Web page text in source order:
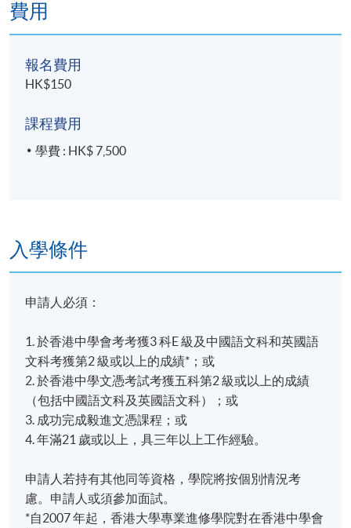
三、 從拍賣看現代及當代藝術
情、藝術品的商業價值、拍賣行專家從市場徵集拍品
的前膽與眼光。探討現代及當代藝術由純粹欣賞到商
贊助人的分野和品味。
四、 當代藝術買賣宏觀 到 藝術品修復的細膩
業、新雋藝術品買家、畫廊專業及公眾等作溝通，這
工作當中牽涉的基本專業標準及建立良好信譽要素。
藝術博覽的行業文化和此專業如何看待當代藝術市場
結構和定位、講授藝術文創生態中各持份者對藝博會
的重要性、營商操守及管理技巧及新人入行條件與挑
戰。
評核方式
評核類
別
內容 比重
Ling WONG, 2023年課程畢業生
費用
報名費用
HK$150
課程費用
學費 : HK$ 7,500
入學條件
申請人必須：
1. 於香港中學會考考獲3 科E 級及中國語文科和英國語
文科考獲第2 級或以上的成績*；或
2. 於香港中學文憑考試考獲五科第2 級或以上的成績
（包括中國語文科及英國語文科）；或
3. 成功完成毅進文憑課程；或
4. 年滿21 歲或以上，具三年以上工作經驗。
申請人若持有其他同等資格，學院將按個別情況考
慮。申請人或須參加面試。
*自2007 年起，香港大學專業進修學院對在香港中學會